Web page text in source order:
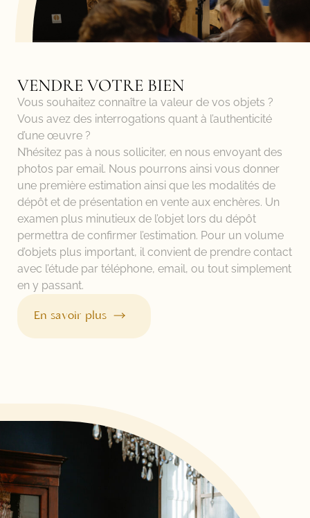
VENDRE VOTRE BIEN
Vous souhaitez connaître la valeur de vos objets ?
Vous avez des interrogations quant à l’authenticité
d’une œuvre ?
N’hésitez pas à nous solliciter, en nous envoyant des
photos par email. Nous pourrons ainsi vous donner
une première estimation ainsi que les modalités de
dépôt et de présentation en vente aux enchères. Un
examen plus minutieux de l’objet lors du dépôt
permettra de confirmer l’estimation. Pour un volume
d’objets plus important, il convient de prendre contact
avec l’étude par téléphone, email, ou tout simplement
en y passant.
En savoir plus